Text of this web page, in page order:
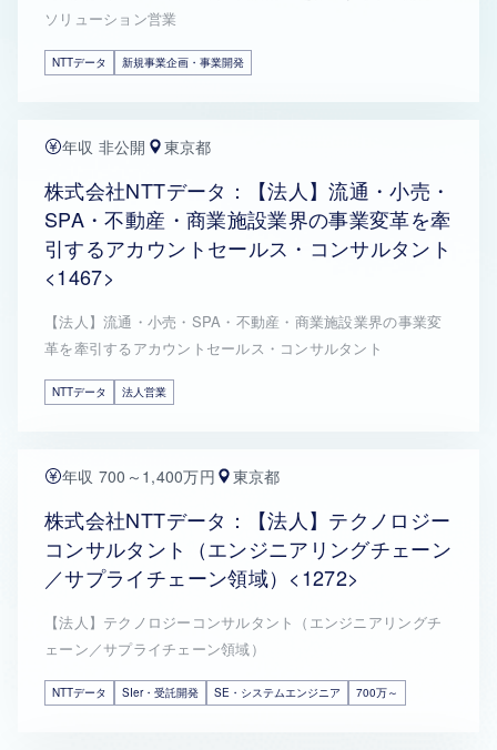
ソリューション営業
NTTデータ 新規事業企画・事業開発
年収 非公開 東京都
株式会社NTTデータ：【法人】流通・小売・
SPA・不動産・商業施設業界の事業変革を牽
引するアカウントセールス・コンサルタント
<1467>
【法人】流通・小売・SPA・不動産・商業施設業界の事業変
革を牽引するアカウントセールス・コンサルタント
NTTデータ 法人営業
年収 700～1,400万円 東京都
株式会社NTTデータ：【法人】テクノロジー
コンサルタント（エンジニアリングチェーン
／サプライチェーン領域）<1272>
【法人】テクノロジーコンサルタント（エンジニアリングチ
ェーン／サプライチェーン領域）
NTTデータ SIer・受託開発 SE・システムエンジニア 700万～